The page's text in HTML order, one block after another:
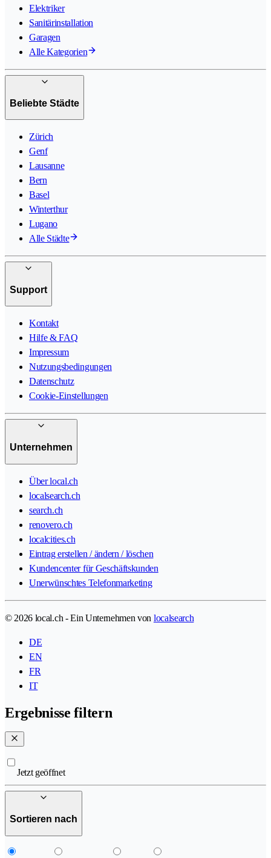
Elektriker
Sanitärinstallation
Garagen
Alle Kategorien
Beliebte Städte
Zürich
Genf
Lausanne
Bern
Basel
Winterthur
Lugano
Alle Städte
Support
Kontakt
Hilfe & FAQ
Impressum
Nutzungsbedingungen
Datenschutz
Cookie-Einstellungen
Unternehmen
Über local.ch
localsearch.ch
search.ch
renovero.ch
localcities.ch
Eintrag erstellen / ändern / löschen
Kundencenter für Geschäftskunden
Unerwünschtes Telefonmarketing
© 2026 local.ch - Ein Unternehmen von localsearch
DE
EN
FR
IT
Ergebnisse filtern
Jetzt geöffnet
Sortieren nach